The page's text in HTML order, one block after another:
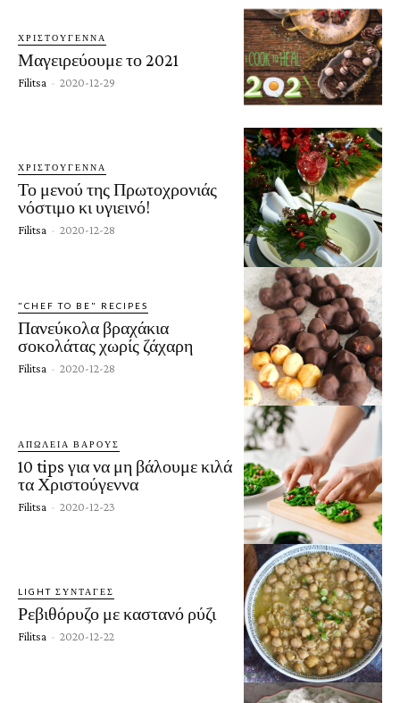
ΧΡΙΣΤΟΎΓΕΝΝΑ
Μαγειρεύουμε το 2021
Filitsa - 2020-12-29
ΧΡΙΣΤΟΎΓΕΝΝΑ
Το μενού της Πρωτοχρονιάς
νόστιμο κι υγιεινό!
Filitsa - 2020-12-28
"CHEF TO BE" RECIPES
Πανεύκολα βραχάκια
σοκολάτας χωρίς ζάχαρη
Filitsa - 2020-12-28
ΑΠΏΛΕΙΑ ΒΆΡΟΥΣ
10 tips για να μη βάλουμε κιλά
τα Χριστούγεννα
Filitsa - 2020-12-23
LIGHT ΣΥΝΤΑΓΈΣ
Ρεβιθόρυζο με καστανό ρύζι
Filitsa - 2020-12-22